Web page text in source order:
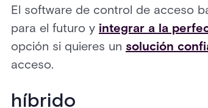
El software de control de acceso
para el futuro y integrar a la
opción si quieres un solución
acceso.
híbrido